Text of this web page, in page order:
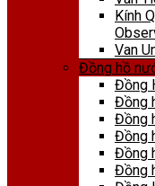
Kính
Van
Đồng hồ
Đồng
Đồng
Đồng
Đồng
Đồng
Đồng